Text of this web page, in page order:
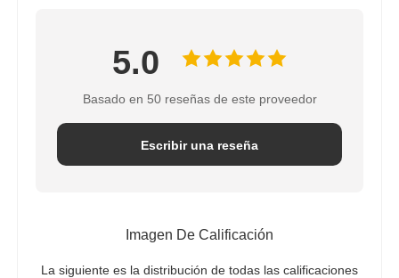
Membrana industrial del RO
Vivienda de la membrana del RO
Envases de salmuera para ablandadores de agua
5.0
Basado en 50 reseñas de este proveedor
Escribir una reseña
Imagen De Calificación
La siguiente es la distribución de todas las calificaciones